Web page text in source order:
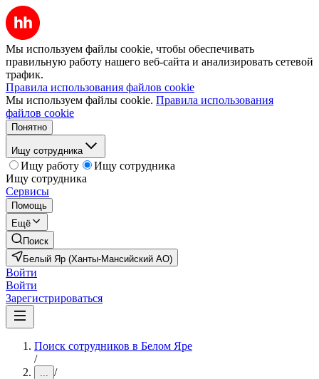
Мы используем файлы cookie, чтобы обеспечивать
правильную работу нашего веб-сайта и анализировать сетевой
трафик.
Правила использования файлов cookie
Мы используем файлы cookie. Правила использования
файлов cookie
Понятно
Ищу сотрудника
Ищу работу
Ищу сотрудника
Ищу сотрудника
Сервисы
Помощь
Ещё
Поиск
Белый Яр (Ханты-Мансийский АО)
Войти
Войти
Зарегистрироваться
Поиск сотрудников в Белом Яре
/
... /